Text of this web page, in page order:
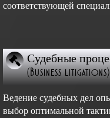
соответствующей
Судебные
(Business litigations)
Ведение судебных дел
выбор оптимальной